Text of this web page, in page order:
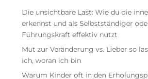
Die unsichtbare Last: Wie du die
erkennst und als Selbstständiger
Führungskraft effektiv nutzt
Mut zur Veränderung vs. Lieber so
ich, woran ich bin
Warum Kinder oft in den